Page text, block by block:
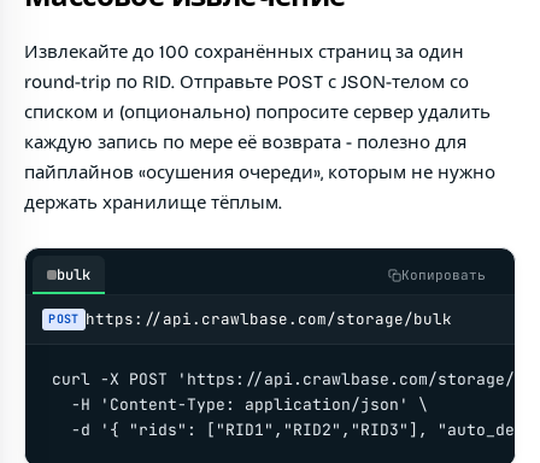
Извлекайте до 100 сохранённых страниц за один
round-trip по RID. Отправьте POST с JSON-телом со
списком и (опционально) попросите сервер удалить
каждую запись по мере её возврата - полезно для
пайплайнов «осушения очереди», которым не нужно
держать хранилище тёплым.
bulk Копировать
POST https://api.crawlbase.com/storage/bulk
curl -X POST 'https://api.crawlbase.com/storage/
  -H 'Content-Type: application/json' \
-d '{ "rids": ["RID1","RID2","RID3"],